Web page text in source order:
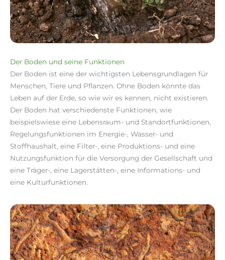
Der Boden und seine Funktionen
Der Boden ist eine der wichtigsten Lebensgrundlagen für
Menschen, Tiere und Pflanzen. Ohne Boden könnte das
Leben auf der Erde, so wie wir es kennen, nicht existieren.
Der Boden hat verschiedenste Funktionen, wie
beispielswiese eine Lebensraum- und Standortfunktionen,
Regelungsfunktionen im Energie-, Wasser- und
Stoffhaushalt, eine Filter-, eine Produktions- und eine
Nutzungsfunktion für die Versorgung der Gesellschaft und
eine Träger-, eine Lagerstätten-, eine Informations- und
eine Kulturfunktionen.